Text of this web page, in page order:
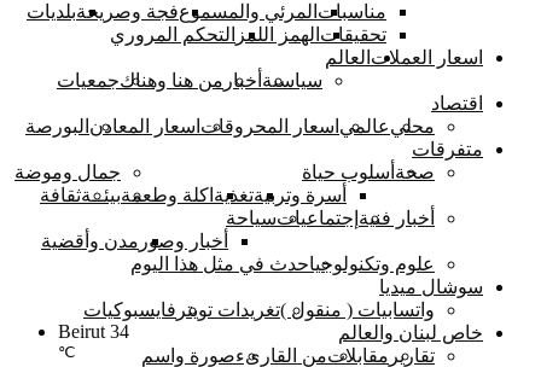
مناسبات المرئي والمسموعفجة وصريحةبلديات
تحقيقات الهمز اللمز التحكم المروري
اسعار العملات العالم
سياسىة أخبار من هنا وهناكجمعيات
اقتصاد
محليعالمي اسعار المحروقات اسعار المعادن البورصة
متفرقات
صحة أسلوب حياة
أسرة وتربيةتغذية اكلة وطعمة
جمال وموضة
بيئــةثقافة
أخبار فنية إجتماعياتسياحة
أخبار وصور مدن وأقضية
علوم وتكنولوجياحدث في مثل هذا اليوم
سوشال ميديا
واتسابيات ( منقول )تغريدات تويتر فايسبوكيات
خاص لبنان والعالم
تقارير مقابلاتمن القارىءصورة واسم
Beirut 34
℃